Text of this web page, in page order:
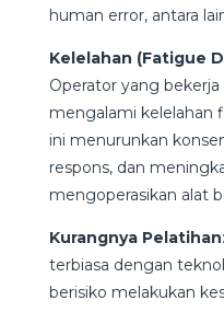
human error, antara
Kelelahan (Fatigue
Operator yang
mengalami kelelahan
ini menurunkan
respons, dan
mengoperasikan alat
Kurangnya Pelatihan
terbiasa dengan
berisiko melakukan